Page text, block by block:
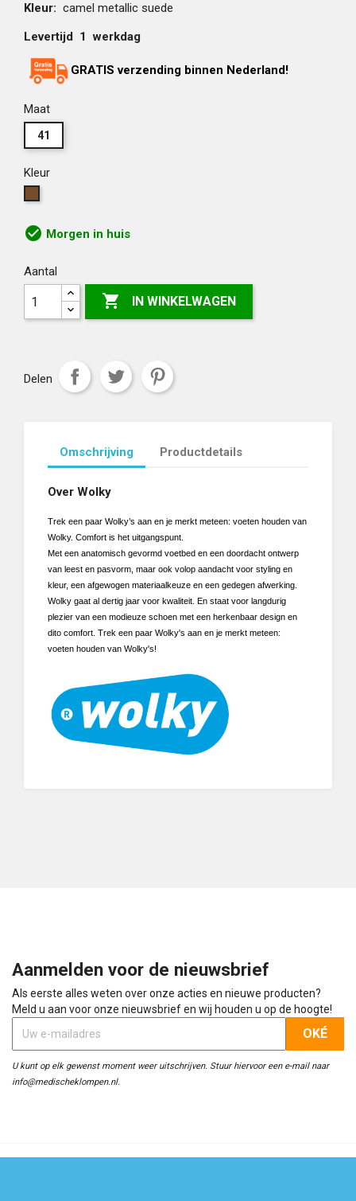
Kleur: camel metallic suede
Levertijd 1 werkdag
GRATIS verzending binnen Nederland!
Maat
41
Kleur
check_circle Morgen in huis
Aantal
 IN WINKELWAGEN
Delen
Omschrijving Productdetails
Over Wolky
Trek een paar Wolky’s aan en je merkt meteen: voeten houden van
Wolky. Comfort is het uitgangspunt.
Met een anatomisch gevormd voetbed en een doordacht ontwerp
van leest en pasvorm, maar ook volop aandacht voor styling en
kleur, een afgewogen materiaalkeuze en een gedegen afwerking.
Wolky gaat al dertig jaar voor kwaliteit. En staat voor langdurig
plezier van een modieuze schoen met een herkenbaar design en
dito comfort. Trek een paar Wolky's aan en je merkt meteen:
voeten houden van Wolky's!
Aanmelden voor de nieuwsbrief
Als eerste alles weten over onze acties en nieuwe producten?
Meld u aan voor onze nieuwsbrief en wij houden u op de hoogte!
U kunt op elk gewenst moment weer uitschrijven. Stuur hiervoor een e-mail naar
info@medischeklompen.nl.